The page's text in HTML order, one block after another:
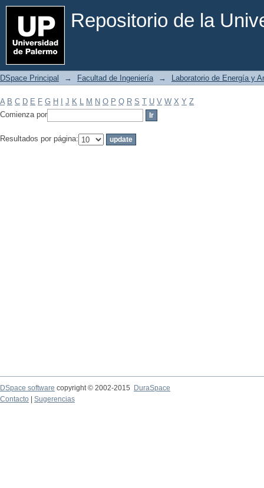
Repositorio de la
Filtrar por: Materia
DSpace Principal → Facultad de Ingeniería → Laboratorio de Energía y
A B C D E F G H J K L M N O P Q R S T U V W X Y Z
Comienza por
Resultados por página:
DSpace software copyright © 2002-2015
DuraSpace
Contacto
Sugerencias